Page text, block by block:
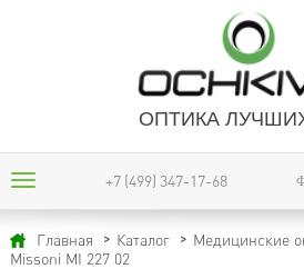
ОПТИКА
+7 (499) 347-17-68
Главная Каталог Медицинские
Missoni MI 227 02